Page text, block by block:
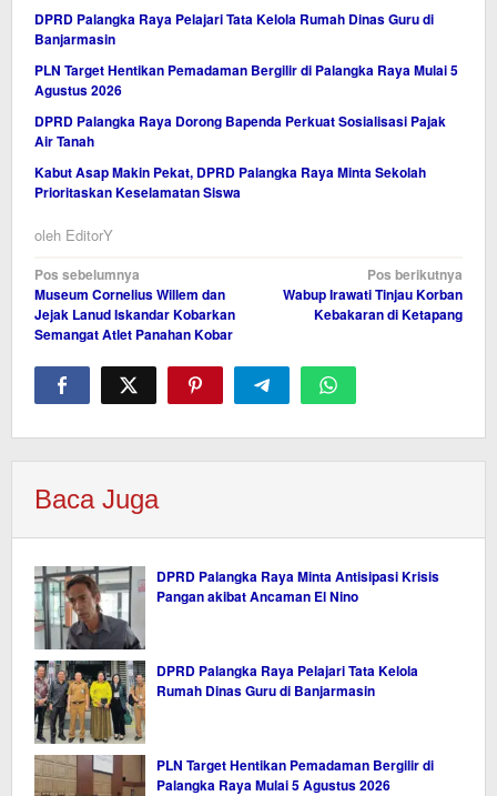
DPRD Palangka Raya Pelajari Tata Kelola Rumah Dinas Guru di
Banjarmasin
PLN Target Hentikan Pemadaman Bergilir di Palangka Raya Mulai 5
Agustus 2026
DPRD Palangka Raya Dorong Bapenda Perkuat Sosialisasi Pajak
Air Tanah
Kabut Asap Makin Pekat, DPRD Palangka Raya Minta Sekolah
Prioritaskan Keselamatan Siswa
oleh EditorY
Navigasi
pos
Pos sebelumnya
Museum Cornelius Willem dan
Jejak Lanud Iskandar Kobarkan
Semangat Atlet Panahan Kobar
Pos berikutnya
Wabup Irawati Tinjau Korban
Kebakaran di Ketapang
Baca Juga
DPRD Palangka Raya Minta Antisipasi Krisis
Pangan akibat Ancaman El Nino
DPRD Palangka Raya Pelajari Tata Kelola
Rumah Dinas Guru di Banjarmasin
PLN Target Hentikan Pemadaman Bergilir di
Palangka Raya Mulai 5 Agustus 2026